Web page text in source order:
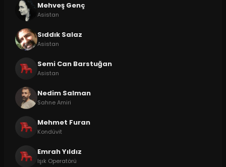
Mehveş Genç
Asistan
Sıddık Salaz
Asistan
Semi Can Barstuğan
Asistan
Nedim Salman
Sahne Amiri
Mehmet Furan
Kondüvit
Emrah Yıldız
Işık Operatörü